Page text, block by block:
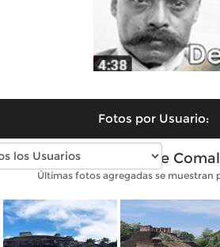
Fotos por Usuario:
Fotos modernas de
Últimas fotos agregadas se muestran